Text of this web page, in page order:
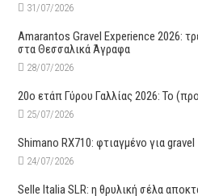
31/07/2026
Amarantos Gravel Experience 2026:
στα Θεσσαλικά Άγραφα
28/07/2026
20ο ετάπ Γύρου Γαλλίας 2026: Το
25/07/2026
Shimano RX710: φτιαγμένο για gravel
24/07/2026
Selle Italia SLR: η θρυλική σέλα